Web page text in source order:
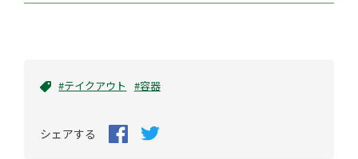
#テイクアウト #容器
シェアする